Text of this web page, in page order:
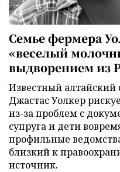
Семье фермера
«веселый
выдворением из
Известный
Джастас Уолкер
из-за проблем с
супруга и дети
профильные
близкий к
источник.